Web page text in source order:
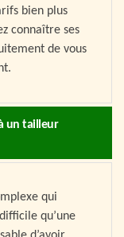
bien plus
connaître ses
de vous
un tailleur
qui
qu’une